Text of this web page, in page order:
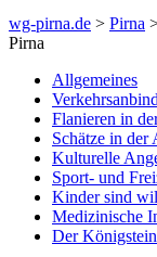
wg-pirna.de > Pirna
Pirna
Allgemeines
Flanieren in
Schätze in der
Kulturelle
Sport- und
Kinder sind
Medizinische
Der